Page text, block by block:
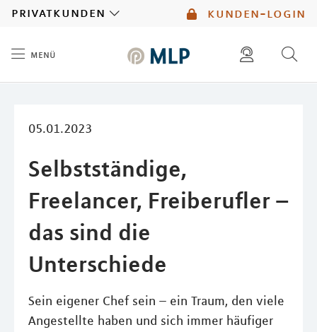
kunden-login
privatkunden
menü
05.01.2023
Selbstständige,
Freelancer, Freiberufler –
das sind die
Unterschiede
Sein eigener Chef sein – ein Traum, den viele
Angestellte haben und sich immer häufiger